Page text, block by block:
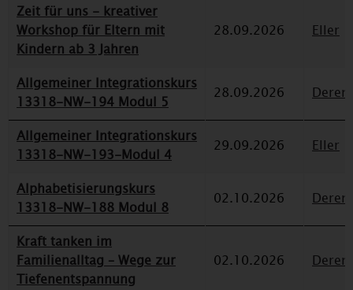
Zeit für uns - kreativer
Workshop für Eltern mit
Kindern ab 3 Jahren
28.09.2026 Eller
Allgemeiner Integrationskurs
13318-NW-194 Modul 5
28.09.2026
Allgemeiner Integrationskurs
13318-NW-193-Modul 4
29.09.2026 Eller
Alphabetisierungskurs
13318-NW-188 Modul 8
02.10.2026
Kraft tanken im
Familienalltag – Wege zur
Tiefenentspannung
02.10.2026